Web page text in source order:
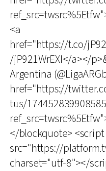
<a
href="https://t.co/
/jP921WrEXI</a></
Argentina
href="https://
tus/
</blockquote> <script
src="https://
charset="utf-8"></